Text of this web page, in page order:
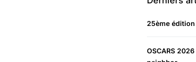
25ème
OSCARS